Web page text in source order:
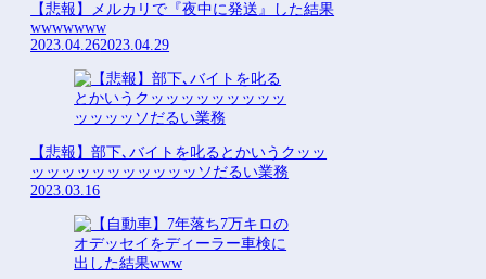
【悲報】メルカリで『夜中に発送』した結果
wwwwwww
2023.04.262023.04.29
【悲報】部下､バイトを叱るとかいうクッッ
ッッッッッッッッッッッソだるい業務
2023.03.16